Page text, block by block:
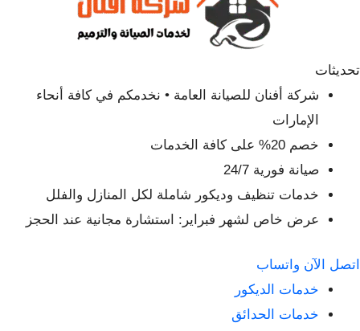
تحديثات
شركة أفنان للصيانة العامة • نخدمكم في كافة أنحاء
الإمارات
خصم 20% على كافة الخدمات
صيانة فورية 24/7
خدمات تنظيف وديكور شاملة لكل المنازل والفلل
عرض خاص لشهر فبراير: استشارة مجانية عند الحجز
اتصل الآن واتساب
خدمات الديكور
خدمات الحدائق